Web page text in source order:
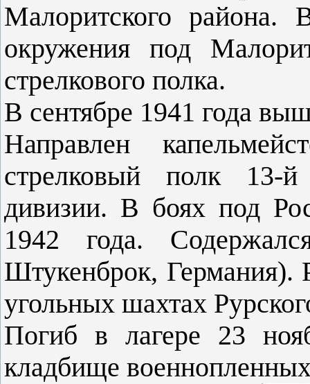
Малоритского
окружения под
стрелкового полка.
В сентябре 1941 года
Направлен
стрелковый полк 13-
дивизии. В боях под
1942 года.
Штукенброк, Германия).
угольных шахтах
Погиб в лагере 23
кладбище